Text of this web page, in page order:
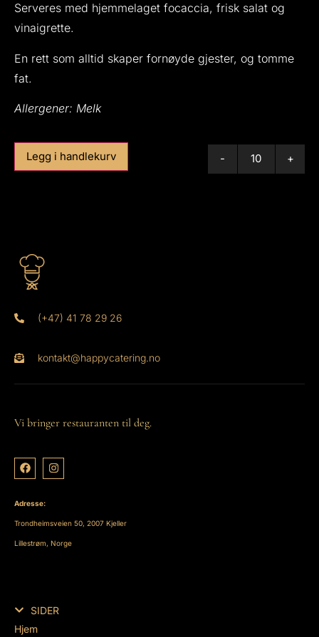
Serveres med hjemmelaget focaccia, frisk salat og
vinaigrette.
En rett som alltid skaper fornøyde gjester, og tomme
fat.
Allergener: Melk
- +
Legg i handlekurv
(+47) 41 78 29 26
kontakt@happycatering.no
Vi bringer restauranten til deg.
Adresse:
Trondheimsveien 50, 2007 Kjeller
Lillestrøm, Norge
SIDER
Hjem